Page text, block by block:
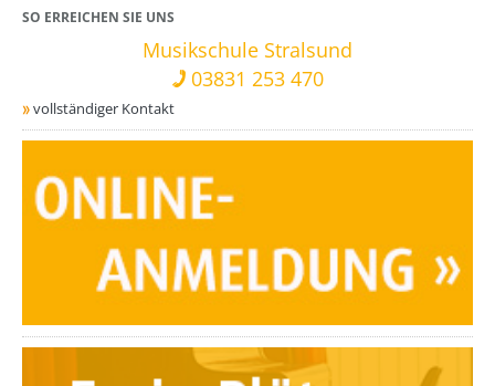
SO ERREICHEN SIE UNS
Musikschule Stralsund
03831 253 470
vollständiger Kontakt